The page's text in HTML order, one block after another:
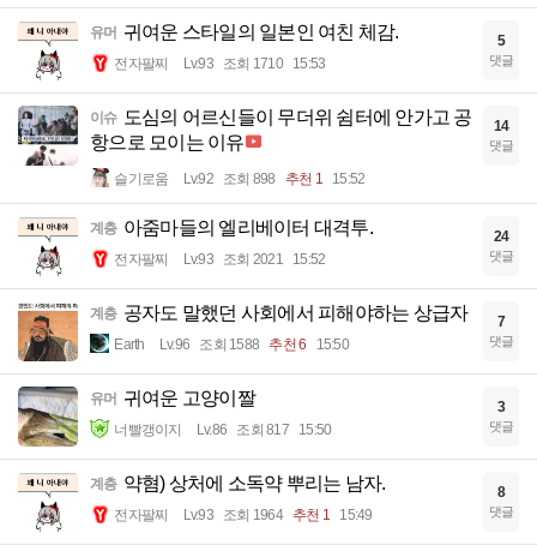
유머 귀여운 스타일의 일본인 여친 체감.
전자팔찌 Lv.93 조회 1710 15:53
5
댓글
이슈 도심의 어르신들이 무더위 쉼터에 안가고 공
항으로 모이는 이유
슬기로움 Lv.92 조회 898 추천 1 15:52
14
댓글
계층 아줌마들의 엘리베이터 대격투.
전자팔찌 Lv.93 조회 2021 15:52
24
댓글
계층 공자도 말했던 사회에서 피해야하는 상급자
Earth Lv.96 조회 1588 추천 6 15:50
7
댓글
유머 귀여운 고양이짤
너빨갱이지 Lv.86 조회 817 15:50
3
댓글
계층 약혐) 상처에 소독약 뿌리는 남자.
전자팔찌 Lv.93 조회 1964 추천 1 15:49
8
댓글